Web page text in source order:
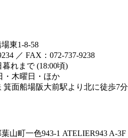
東1-8-58
／ FAX：072-737-9238
暮れまで (18:00頃)
木曜日・ほか
箕面船場阪大前駅より北に徒歩7分
山町一色943-1 ATELIER943 A-3F